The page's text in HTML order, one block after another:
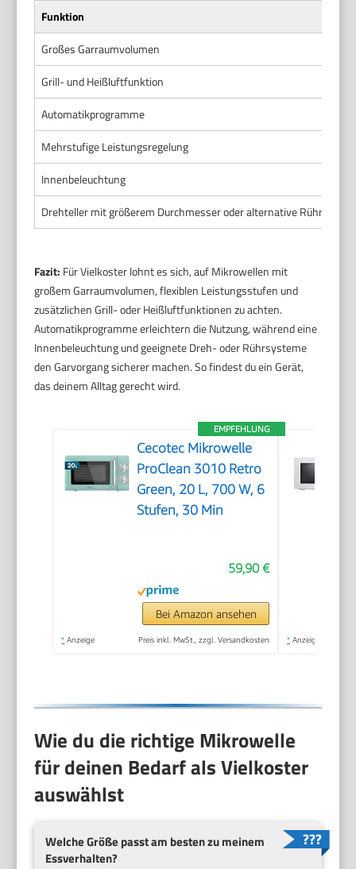
Funktion
Großes Garraumvolumen
Grill- und Heißluftfunktion
Automatikprogramme
Mehrstufige Leistungsregelung
Innenbeleuchtung
Drehteller mit größerem Durchmesser oder alternative
Fazit: Für Vielkoster lohnt es sich, auf Mikrowellen mit
großem Garraumvolumen, flexiblen Leistungsstufen und
zusätzlichen Grill- oder Heißluftfunktionen zu achten.
Automatikprogramme erleichtern die Nutzung, während eine
Innenbeleuchtung und geeignete Dreh- oder Rührsysteme
den Garvorgang sicherer machen. So findest du ein Gerät,
das deinem Alltag gerecht wird.
EMPFEHLUNG
Cecotec Mikrowelle
ProClean 3010 Retro
Green, 20 L, 700 W, 6
Stufen, 30 Min
59,90 €
Bei Amazon ansehen
* Anzeige Preis inkl. MwSt., zzgl. Versandkosten * Anzeige
Wie du die richtige Mikrowelle
für deinen Bedarf als Vielkoster
auswählst
Welche Größe passt am besten zu meinem
Essverhalten?